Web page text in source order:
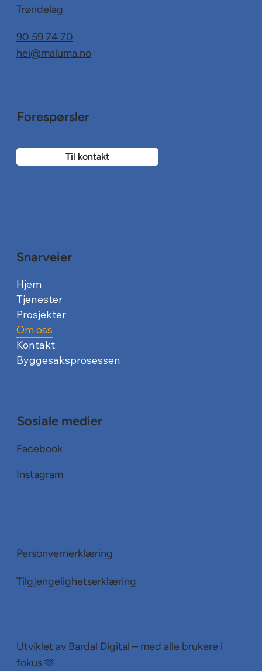
Snarveier
Hjem
Tjenester
Prosjekter
Om oss
Kontakt
Byggesaksprosessen
Trøndelag
90 59 74 70
hei@maluma.no
Sosiale medier
Facebook
Instagram
Forespørsler
Til kontakt
Utviklet av Bardal Digital – med alle brukere i
fokus 🫶
Personvernerklæring
Tilgjengelighetserklæring